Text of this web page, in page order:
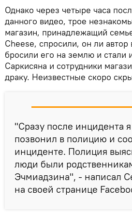
Однако через четыре часа
данного видео, трое
магазин, принадлежащий
Cheese, спросили, он ли автор
бросили его на землю и стали
Саркисяна и сотрудники
драку. Неизвестные скоро
"Сразу после инцидента
позвонил в полицию и
инциденте. Полиция
люди были
Эчмиадзина", - написал
на своей странице